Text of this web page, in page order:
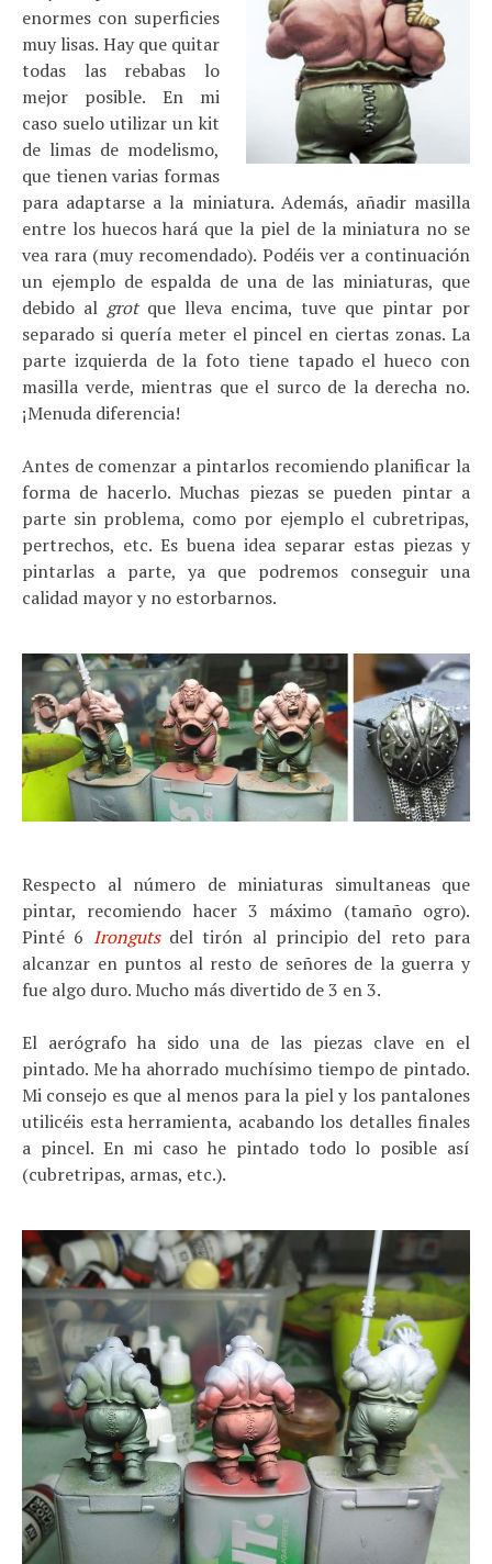
enormes con superficies
muy lisas. Hay que quitar
todas las rebabas lo
mejor posible. En mi
caso suelo utilizar un kit
de limas de modelismo,
que tienen varias formas
para adaptarse a la miniatura. Además, añadir masilla
entre los huecos hará que la piel de la miniatura no se
vea rara (muy recomendado). Podéis ver a continuación
un ejemplo de espalda de una de las miniaturas, que
debido al grotque lleva encima, tuve que pintar por
separado si quería meter el pincel en ciertas zonas. La
parte izquierda de la foto tiene tapado el hueco con
masilla verde, mientras que el surco de la derecha no.
¡Menuda diferencia!
Antes de comenzar a pintarlos recomiendo planificar la
forma de hacerlo. Muchas piezas se pueden pintar a
parte sin problema, como por ejemplo el cubretripas,
pertrechos, etc. Es buena idea separar estas piezas y
pintarlas a parte, ya que podremos conseguir una
calidad mayor y no estorbarnos.
Respecto al número de miniaturas simultaneas que
pintar, recomiendo hacer 3 máximo (tamaño ogro).
Pinté 6 Irongutsdel tirón al principio del reto para
alcanzar en puntos al resto de señores de la guerra y
fue algo duro. Mucho más divertido de 3 en 3.
El aerógrafo ha sido una de las piezas clave en el
pintado. Me ha ahorrado muchísimo tiempo de pintado.
Mi consejo es que al menos para la piel y los pantalones
utilicéis esta herramienta, acabando los detalles finales
a pincel. En mi caso he pintado todo lo posible así
(cubretripas, armas, etc.).